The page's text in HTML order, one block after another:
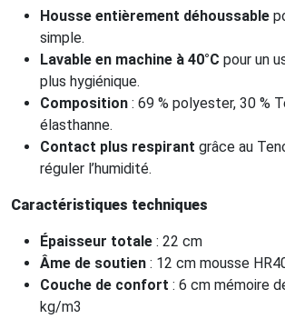
Housse entièrement déhoussable
simple.
Lavable en machine à 40°C pour un
plus hygiénique.
Composition : 69 % polyester, 30 %
élasthanne.
Contact plus respirant grâce au
réguler l’humidité.
Caractéristiques techniques
Épaisseur totale : 22 cm
Âme de soutien : 12 cm mousse
Couche de confort : 6 cm mémoire
kg/m3